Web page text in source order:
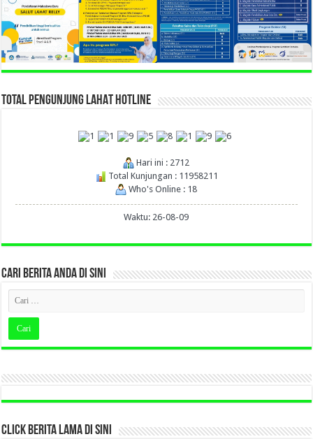
TOTAL PENGUNJUNG LAHAT HOTLINE
Hari ini : 2712
Total Kunjungan : 11958211
Who's Online : 18
Waktu: 26-08-09
CARI BERITA ANDA DI SINI
CLICK BERITA LAMA DI SINI